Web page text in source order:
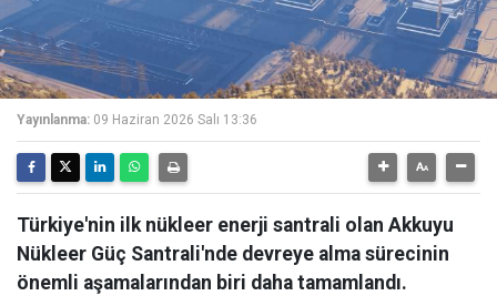
Yayınlanma: 09 Haziran 2026 Salı 13:36
Türkiye'nin ilk nükleer enerji santrali olan Akkuyu
Nükleer Güç Santrali'nde devreye alma sürecinin
önemli aşamalarından biri daha tamamlandı.